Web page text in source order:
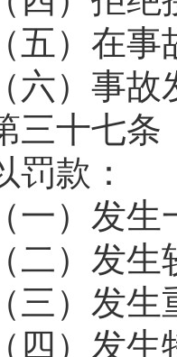
）在事
）事故
十七条
罚款：
）发生
）发生
）发生
）发生